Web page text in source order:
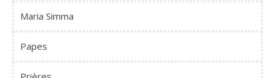
Maria Simma
Papes